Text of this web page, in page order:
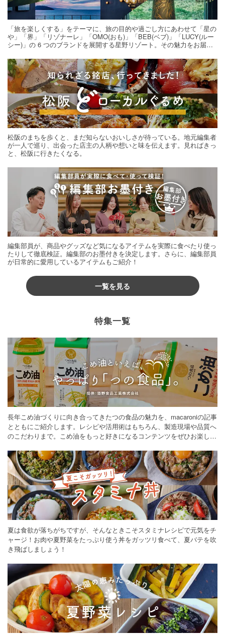
「旅を楽しくする」をテーマに、旅の目的や過ごし方にあわせて「星の
や」「界」「リゾナーレ」「OMO(おも)」「BEB(ベブ)」「LUCY(ルー
シー)」の 6 つのブランドを展開する星野リゾート。その魅力をお届け
松阪のまちを歩くと、まだ知らないおいしさが待っている。地元編集者
が一人で巡り、出会った店主の人柄や想いと味を伝えます。見ればきっ
と、松阪に行きたくなる。
編集部員が、商品やグッズなど気になるアイテムを実際に食べたり使っ
たりして徹底検証。編集部のお墨付きを決定します。さらに、編集部員
が日常的に愛用しているアイテムもご紹介！
一覧を見る
特集一覧
長年こめ油づくりに向き合ってきたつの食品の魅力を、macaroniの記事
とともにご紹介します。レシピや活用術はもちろん、製造現場や品質へ
のこだわりまで。こめ油をもっと好きになるコンテンツをぜひお楽しみ
夏は食欲が落ちがちですが、そんなときこそスタミナレシピで元気をチ
ャージ！お肉や夏野菜をたっぷり使う丼をガッツリ食べて、夏バテを吹
き飛ばしましょう！